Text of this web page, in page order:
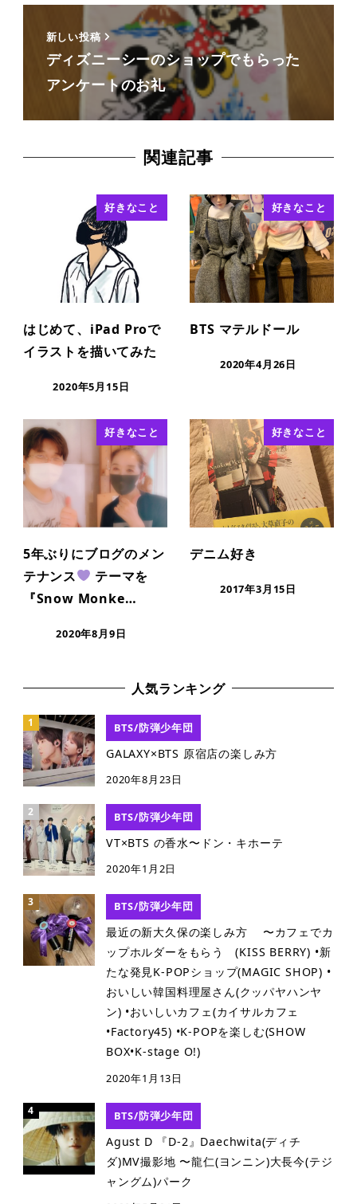
新しい投稿
ディズニーシーのショップでもらった
アンケートのお礼
関連記事
好きなこと
はじめて、iPad Proで
イラストを描いてみた
2020年5月15日
好きなこと
BTS マテルドール
2020年4月26日
好きなこと
5年ぶりにブログのメン
テナンス
テーマを
『Snow Monke…
2020年8月9日
好きなこと
デニム好き
2017年3月15日
人気ランキング
BTS/防弾少年団
GALAXY×BTS 原宿店の楽しみ方
2020年8月23日
BTS/防弾少年団
VT×BTS の香水〜ドン・キホーテ
2020年1月2日
BTS/防弾少年団
最近の新大久保の楽しみ方 〜カフェでカ
ップホルダーをもらう (KISS BERRY) •新
たな発見K-POPショップ(MAGIC SHOP) •
おいしい韓国料理屋さん(クッパヤハンヤ
ン) •おいしいカフェ(カイサルカフェ
•Factory45) •K-POPを楽しむ(SHOW
BOX•K-stage O!)
2020年1月13日
BTS/防弾少年団
Agust D 『D-2』Daechwita(ディチ
ダ)MV撮影地 〜龍仁(ヨンニン)大長今(テジ
ャングム)パーク